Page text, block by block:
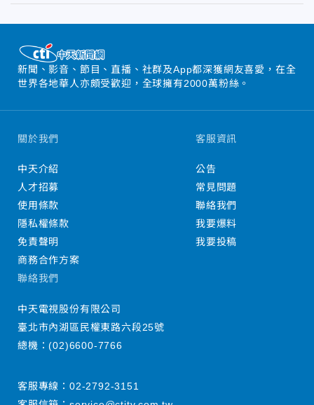
新聞、影音、節目、直播、社群及App都深獲網友喜愛，在全
世界各地華人亦頗受歡迎，全球擁有2000萬粉絲。
關於我們
中天介紹
人才招募
使用條款
隱私權條款
免責聲明
商務合作方案
客服資訊
公告
常見問題
聯絡我們
我要爆料
我要投稿
聯絡我們
中天電視股份有限公司
臺北市內湖區民權東路六段25號
總機：(02)6600-7766
客服專線： 02-2792-3151